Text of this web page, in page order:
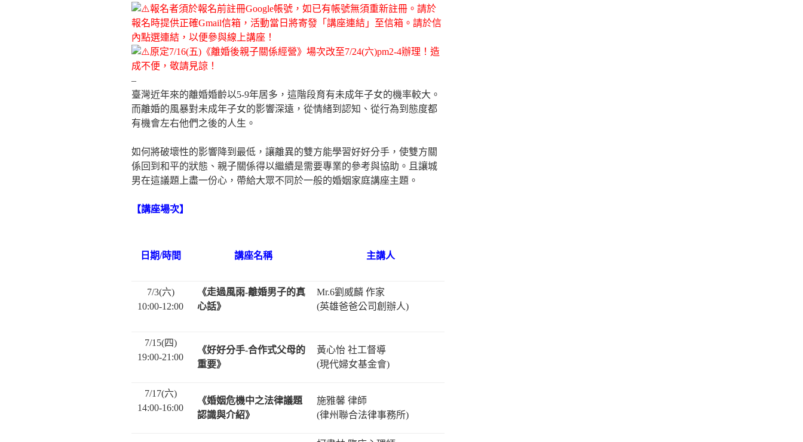
報名者須於報名前註冊Google帳號，如已有帳號無須重新註冊。請於
報名時提供正確Gmail信箱，活動當日將寄發「講座連結」至信箱。請於信
內點選連結，以便參與線上講座！
原定7/16(五)《離婚後親子關係經營》場次改至7/24(六)pm2-4辦理！造
成不便，敬請見諒！
–
臺灣近年來的離婚婚齡以5-9年居多，這階段育有未成年子女的機率較大。
而離婚的風暴對未成年子女的影響深遠，從情緒到認知、從行為到態度都
有機會左右他們之後的人生。
如何將破壞性的影響降到最低，讓離異的雙方能學習好好分手，使雙方關
係回到和平的狀態、親子關係得以繼續是需要專業的參考與協助。且讓城
男在這議題上盡一份心，帶給大眾不同於一般的婚姻家庭講座主題。
【講座場次】
日期/時間 講座名稱 主講人
7/3(六)
10:00-12:00
《走過風雨-離婚男子的真
心話》
Mr.6劉威麟 作家
(英雄爸爸公司創辦人)
7/15(四)
19:00-21:00
《好好分手-合作式父母的
重要》
黃心怡 社工督導
(現代婦女基金會)
7/17(六)
14:00-16:00
《婚姻危機中之法律議題
認識與介紹》
施雅馨 律師
(律州聯合法律事務所)